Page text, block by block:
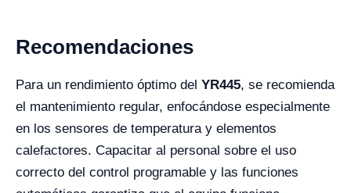
Recomendaciones
Para un rendimiento óptimo del YR445, se recomienda
el mantenimiento regular, enfocándose especialmente
en los sensores de temperatura y elementos
calefactores. Capacitar al personal sobre el uso
correcto del control programable y las funciones